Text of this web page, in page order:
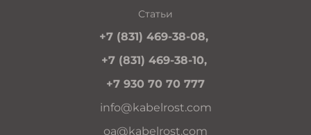
Статьи
+7 (831) 469-38-08,
+7 (831) 469-38-10,
+7 930 70 70 777
info@kabelrost.com
oa@kabelrost.com